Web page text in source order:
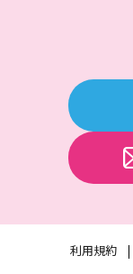
利用規約